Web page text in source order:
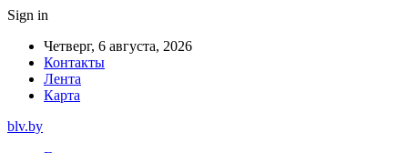
Sign in
Четверг, 6 августа, 2026
Контакты
Лента
Карта
blv.by